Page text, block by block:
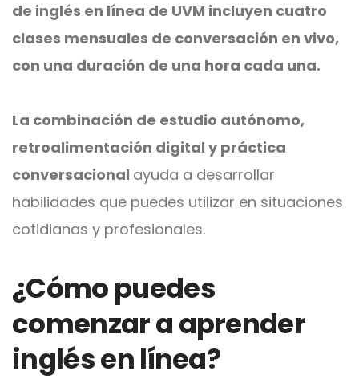
de inglés en línea de UVM incluyen cuatro
clases mensuales de conversación en vivo,
con una duración de una hora cada una.
La combinación de estudio autónomo,
retroalimentación digital y práctica
conversacional ayuda a desarrollar
habilidades que puedes utilizar en situaciones
cotidianas y profesionales.
¿Cómo puedes
comenzar a aprender
inglés en línea?